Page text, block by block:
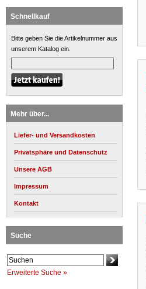
Schnellkauf
Bitte geben Sie die Artikelnummer aus
unserem Katalog ein.
Mehr über...
Liefer- und Versandkosten
Privatsphäre und Datenschutz
Unsere AGB
Impressum
Kontakt
Suche
Erweiterte Suche »